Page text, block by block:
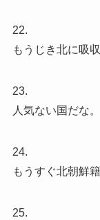
22.
もうじき北に吸
23.
人気ない国だな。
24.
もうすぐ北朝鮮
25.